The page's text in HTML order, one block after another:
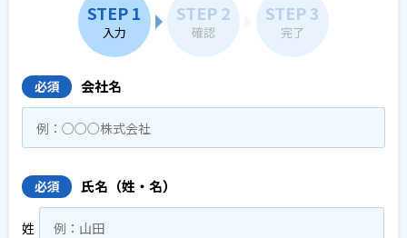
STEP 1
入力
STEP 2
確認
STEP 3
完了
必須 会社名
必須 氏名（姓・名）
姓